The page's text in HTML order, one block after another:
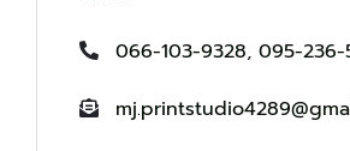
066-103-9328, 095-236-